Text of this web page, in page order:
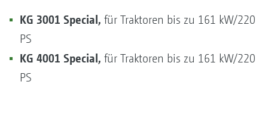
KG 3001 Special, für Traktoren bis zu 161 kW/220
PS
KG 4001 Special, für Traktoren bis zu 161 kW/220
PS